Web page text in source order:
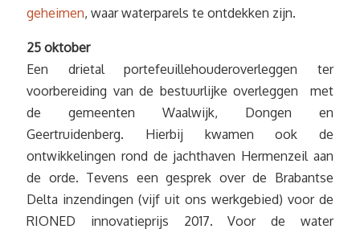
geheimen, waar waterparels te ontdekken zijn.
25 oktober
Een drietal portefeuillehouderoverleggen ter
voorbereiding van de bestuurlijke overleggen met
de gemeenten Waalwijk, Dongen en
Geertruidenberg. Hierbij kwamen ook de
ontwikkelingen rond de jachthaven Hermenzeil aan
de orde. Tevens een gesprek over de Brabantse
Delta inzendingen (vijf uit ons werkgebied) voor de
RIONED innovatieprijs 2017. Voor de water